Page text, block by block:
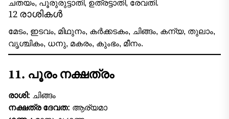
ചതയം, പൂരുരുട്ടാതി, ഉത്രട്ടാതി, രേവതി.
12 രാശികൾ
മേടം, ഇടവം, മിഥുനം, കർക്കടകം, ചിങ്ങം, കന്യ, തുലാം,
വൃശ്ചികം, ധനു, മകരം, കുംഭം, മീനം.
11. പൂരം നക്ഷത്രം
രാശി: ചിങ്ങം
നക്ഷത്ര ദേവത: ആര്യമാ